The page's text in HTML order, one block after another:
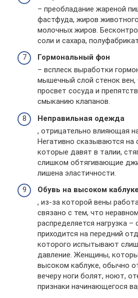
– преобладание жареной
фастфуда, жиров
молочных жиров.
соли и сахара,
Гормональный фон
– всплеск выработки
мышечный слой стенок вен,
просвет сосуда и
смыканию клапанов.
Неправильная одежда
, отрицательно влияющая
Негативно сказываются на
которые давят в талии,
слишком обтягивающие
лишена эластичности.
Обувь на высоком каблуке
, из-за которой вены
связано с тем, что
распределяется нагрузка –
приходится на передний
которого испытывают
давление. Женщины,
высоком каблуке, обычно
вечеру ноги болят, ноют,
признаки начинающегося